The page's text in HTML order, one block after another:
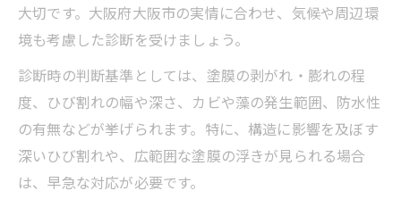
大切です。大阪府大阪市の実情に合わせ、気候や周辺環
境も考慮した診断を受けましょう。
診断時の判断基準としては、塗膜の剥がれ・膨れの程
度、ひび割れの幅や深さ、カビや藻の発生範囲、防水性
の有無などが挙げられます。特に、構造に影響を及ぼす
深いひび割れや、広範囲な塗膜の浮きが見られる場合
は、早急な対応が必要です。